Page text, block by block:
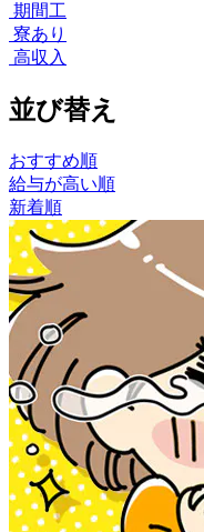
期間工
寮あり
高収入
並び替え
おすすめ順
給与が高い順
新着順